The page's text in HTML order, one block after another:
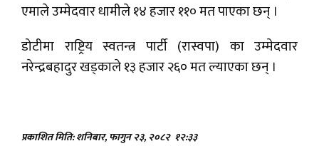
एमाले उम्मेदवार धामीले १४ हजार ११० मत पाएका छन् ।
डोटीमा राष्ट्रिय स्वतन्त्र पार्टी (रास्वपा) का उम्मेदवार
नरेन्द्रबहादुर खड्काले १३ हजार २६० मत ल्याएका छन् ।
प्रकाशित मिति: शनिबार, फागुन २३, २०८२ १२:३३